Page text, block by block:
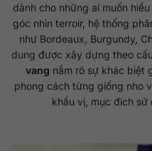
dành cho những ai muốn
góc nhìn terroir, hệ thống
như Bordeaux, Burgundy,
dung được xây dựng theo
vang nắm rõ sự khác biệt
phong cách từng giống nho
khẩu vị, mục đích